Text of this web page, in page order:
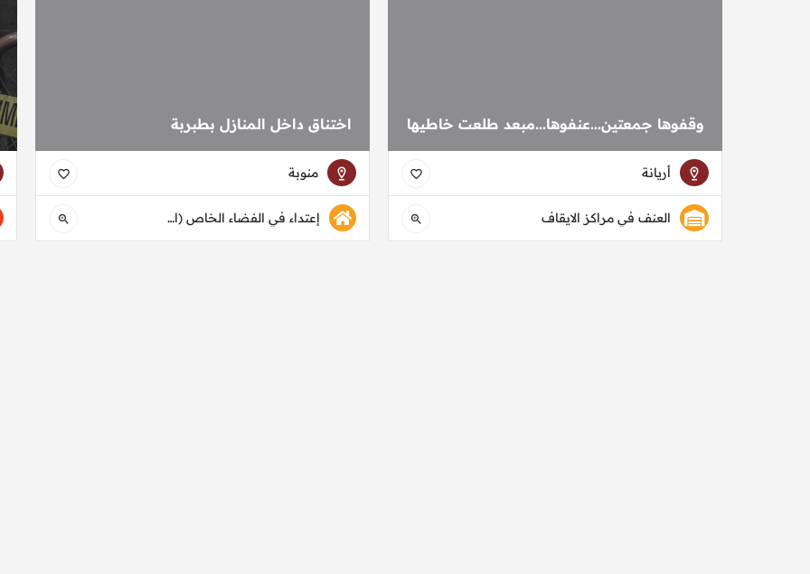
وقفوها جمعتين...عنفوها...مبعد طلعت خاطيها
أريانة
العنف في مراكز الايقاف
اختناق داخل المنازل بطبربة
منوبة
إعتداء في الفضاء الخاص (اقتحام منزل)